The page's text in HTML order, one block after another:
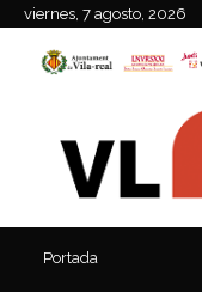
viernes, 7 agosto, 2026
Portada